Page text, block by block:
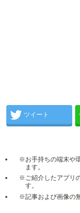
ツイート
※お手持ちの端末や
ます。
※ご紹介したアプリ
す。
※記事および画像の